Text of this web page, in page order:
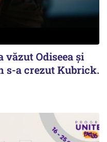
Odiseea şi
s-a crezut Kubrick.